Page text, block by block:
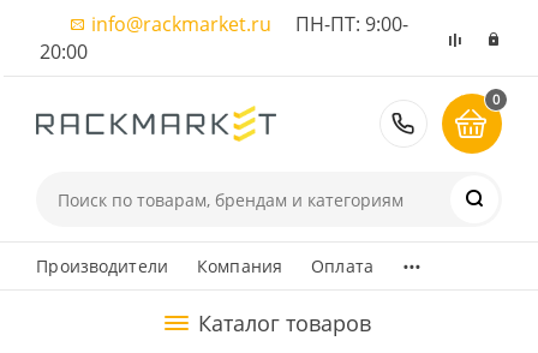
info@rackmarket.ru ПН-ПТ: 9:00-
20:00
8 (495)
0
Производители Компания Оплата ...
Каталог товаров